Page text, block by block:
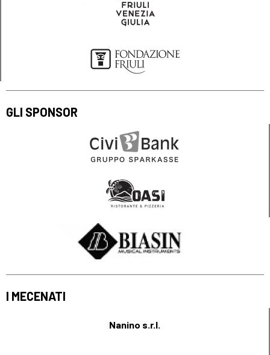
GLI SPONSOR
I MECENATI
Nanino s.r.l.